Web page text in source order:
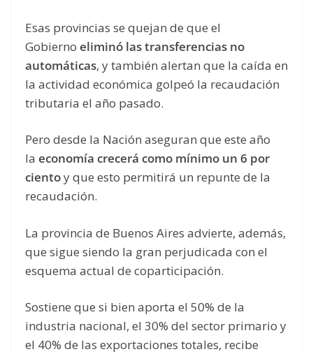
Esas provincias se quejan de que el
Gobierno eliminó las transferencias no
automáticas, y también alertan que la caída en
la actividad económica golpeó la recaudación
tributaria el año pasado.
Pero desde la Nación aseguran que este año
la economía crecerá como mínimo un 6 por
cientoy que esto permitirá un repunte de la
recaudación.
La provincia de Buenos Aires advierte, además,
que sigue siendo la gran perjudicada con el
esquema actual de coparticipación.
Sostiene que si bien aporta el 50% de la
industria nacional, el 30% del sector primario y
el 40% de las exportaciones totales, recibe